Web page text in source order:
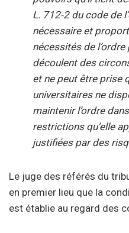
L. 712-2 ducode de
nécessaire et
nécessités de l’ordre
découlent des
et ne peut être prise
universitaires ne
maintenir l’ordre
restrictions qu’elle
justifiées par des
Le juge des référés du
en premier lieu que la
est établie au regard des